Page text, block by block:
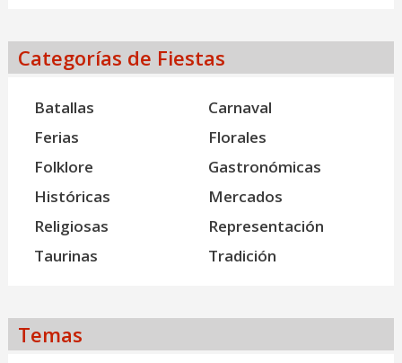
Categorías de Fiestas
Batallas
Carnaval
Ferias
Florales
Folklore
Gastronómicas
Históricas
Mercados
Religiosas
Representación
Taurinas
Tradición
Temas